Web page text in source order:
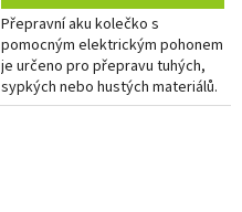
Přepravní aku kolečko s
pomocným elektrickým pohonem
je určeno pro přepravu tuhých,
sypkých nebo hustých materiálů.
Díky elektrickému pohonu se